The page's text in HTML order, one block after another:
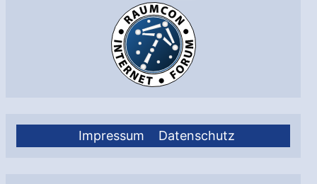
Impressum Datenschutz